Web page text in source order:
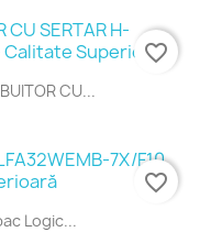
CU...
favorite_border
Logic...
favorite_border